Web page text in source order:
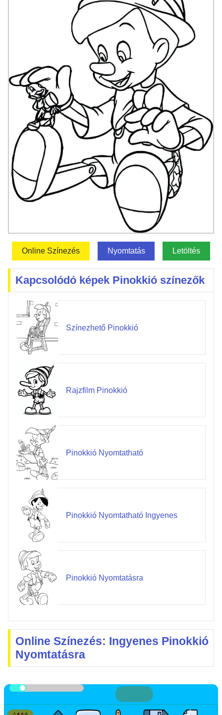
Online Színezés Nyomtatás Letöltés
Kapcsolódó képek Pinokkió színezők
Színezhető Pinokkió
Rajzfilm Pinokkió
Pinokkió Nyomtatható
Pinokkió Nyomtatható Ingyenes
Pinokkió Nyomtatásra
Online Színezés: Ingyenes Pinokkió
Nyomtatásra